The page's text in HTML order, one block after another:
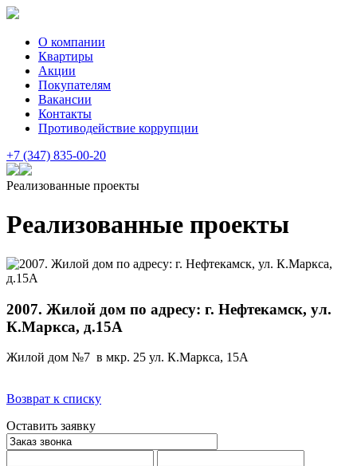
О компании
Квартиры
Акции
Покупателям
Вакансии
Контакты
Противодействие коррупции
+7 (347) 835-00-20
Реализованные проекты
Реализованные проекты
2007. Жилой дом по адресу: г. Нефтекамск, ул.
К.Маркса, д.15А
Жилой дом №7 в мкр. 25 ул. К.Маркса, 15А
Возврат к списку
Оставить заявку